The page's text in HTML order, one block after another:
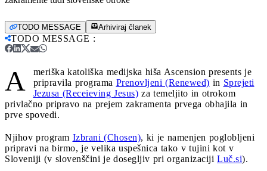
TODO MESSAGE Arhiviraj članek
TODO MESSAGE :
A
meriška katoliška medijska hiša Ascension presents je
pripravila programa Prenovljeni (Renewed) in Sprejeti
Jezusa (Receieving Jesus) za temeljito in otrokom
privlačno pripravo na prejem zakramenta prvega obhajila in
prve spovedi.
Njihov program Izbrani (Chosen), ki je namenjen poglobljeni
pripravi na birmo, je velika uspešnica tako v tujini kot v
Sloveniji (v slovenščini je dosegljiv pri organizaciji Luč.si).